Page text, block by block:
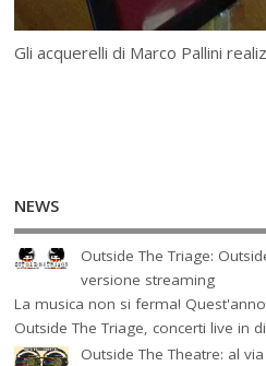
Gli acquerelli di Marco Pallini
NEWS
Outside The Triage:
versione streaming
La musica non si ferma!
Outside The Triage, concerti live in
Outside The Theatre: al